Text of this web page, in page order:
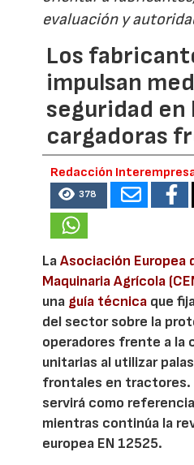
evaluación y
Los
impulsan
seguridad en
cargadoras
Redacción
378
LaAsociación Europea
Maquinaria Agrícola
una guía técnica que
del sector sobre la
operadores frente a la
unitarias al utilizar
frontales en tractores.
servirá como
mientras continúa la
europea EN 12525.